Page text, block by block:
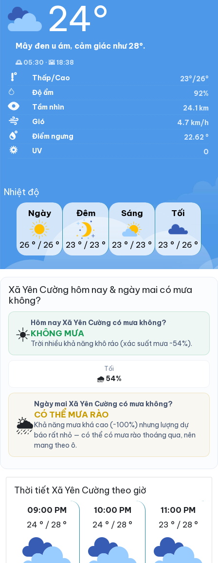
24°
Mây đen u ám, cảm giác như 28°.
🌅 05:30 · 🌇 18:38
Thấp/Cao
23°/26°
Độ ẩm
92%
Tầm nhìn
24.1 km
Gió
4.7 km/h
Điểm ngưng
22.62 °
UV
0
Nhiệt độ
Ngày
26 ° / 26 °
Đêm
23 ° / 23 °
Sáng
23 ° / 23 °
Tối
23 ° / 26 °
Xã Yên Cường hôm nay & ngày mai có mưa
không?
☀️ Hôm nay Xã Yên Cường có mưa không?
KHÔNG MƯA
Trời nhiều khả năng khô ráo (xác suất mưa ~54%).
Tối
🌧️ 54%
🌦️
Ngày mai Xã Yên Cường có mưa không?
CÓ THỂ MƯA RÀO
Khả năng mưa khá cao (~100%) nhưng lượng dự
báo rất nhỏ — có thể có mưa rào thoáng qua, nên
mang theo ô.
Thời tiết Xã Yên Cường theo giờ
09:00 PM
24 ° / 28 °
10:00 PM
24 ° / 28 °
11:00 PM
23 ° / 28 °